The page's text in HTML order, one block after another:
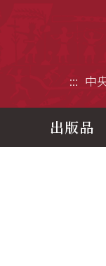
::: 中
出版品